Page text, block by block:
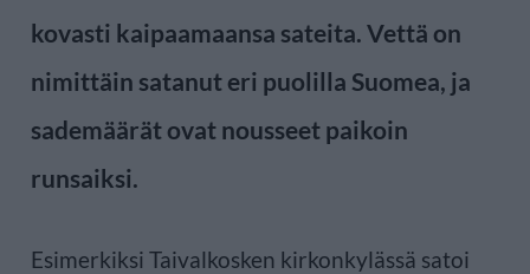
kovasti kaipaamaansa sateita. Vettä on
nimittäin satanut eri puolilla Suomea, ja
sademäärät ovat nousseet paikoin
runsaiksi.
Esimerkiksi Taivalkosken kirkonkylässä satoi